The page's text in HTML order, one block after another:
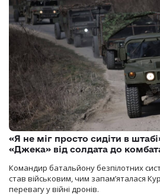
«Я не міг просто сидіти в
«Джека» від солдата до
Командир батальйону безпілотних
став військовим, чим запам’яталася
перевагу у війні дронів.